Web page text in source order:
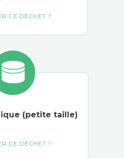
(petite taille)